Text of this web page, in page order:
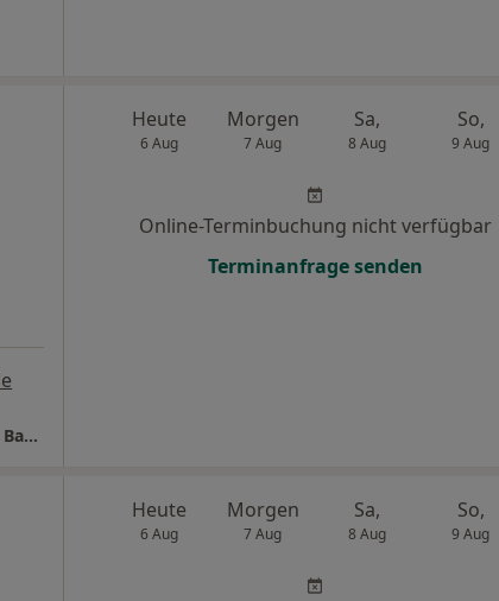
Praxis Ulla Rogge-Schöll Heilpraktikerin - Praxis Bachern/Inning
Heute
6 Aug
Morgen
7 Aug
Sa,
8 Aug
So,
9 Aug
Online-Terminbuchung nicht verfügbar
Terminanfrage senden
Heute
6 Aug
Morgen
7 Aug
Sa,
8 Aug
So,
9 Aug